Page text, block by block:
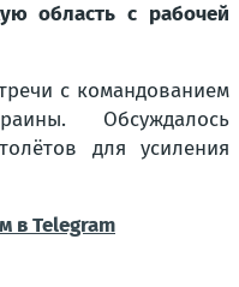
область с рабочей
с командованием
Обсуждалось
для усиления
в Telegram